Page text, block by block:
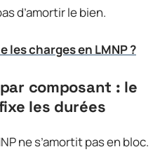
d’amortir le bien.
les charges en LMNP ?
composant : le
les durées
ne s’amortit pas en bloc.